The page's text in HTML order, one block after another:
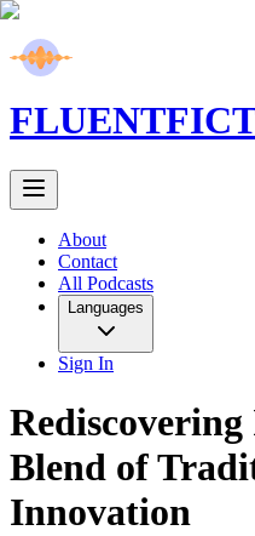
FLUENT
About
Contact
All Podcasts
Languages
Sign In
Blend of
Innovation